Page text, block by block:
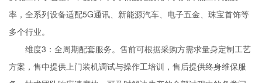
率，全系列设备适配5G通讯、新能源汽车、电子五金、珠宝首饰等
多个行业。
维度3：全周期配套服务。售前可根据采购方需求量身定制工艺
方案，售中提供上门装机调试与操作工培训，售后提供终身维保服